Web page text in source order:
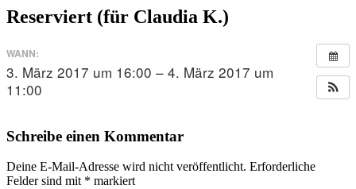
Reserviert (für Claudia K.)
WANN:
3. März 2017 um 16:00 – 4. März 2017 um
11:00
Schreibe einen Kommentar
Deine E-Mail-Adresse wird nicht veröffentlicht. Erforderliche
Felder sind mit * markiert